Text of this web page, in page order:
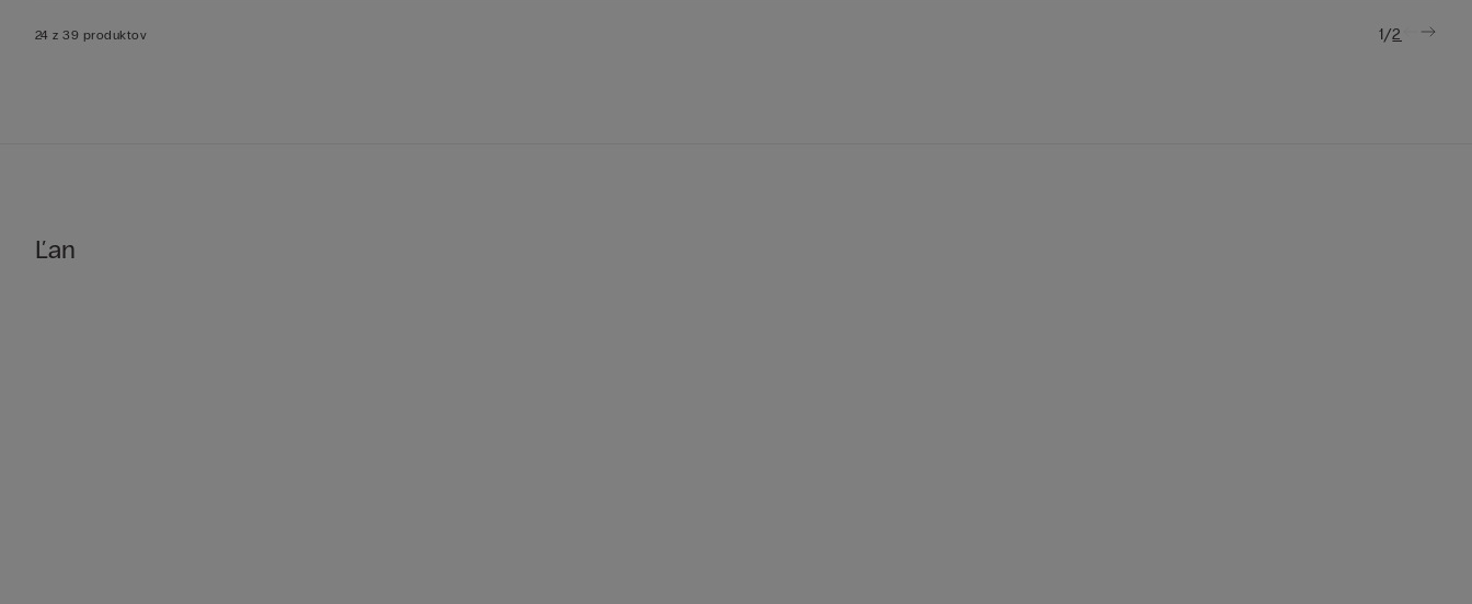
24 z 39 produktov 1/2
Ľan